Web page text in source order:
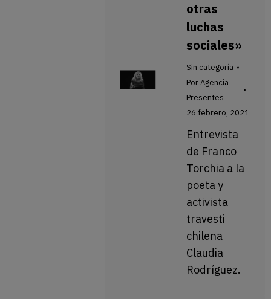
otras
luchas
sociales»
Sin categoría
PorAgencia
Presentes
26 febrero, 2021
Entrevista
de Franco
Torchia a la
poeta y
activista
travesti
chilena
Claudia
Rodríguez.